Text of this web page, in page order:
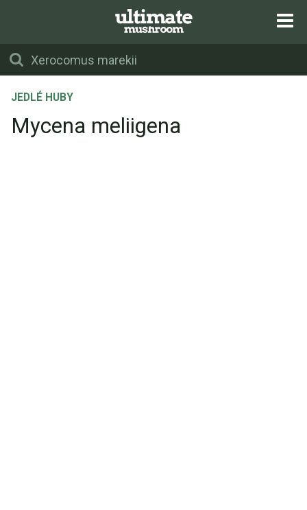
JEDLÉ HUBY
Mycena meliigena